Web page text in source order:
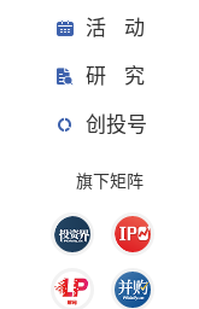
活 动
研 究
创投号
旗下矩阵